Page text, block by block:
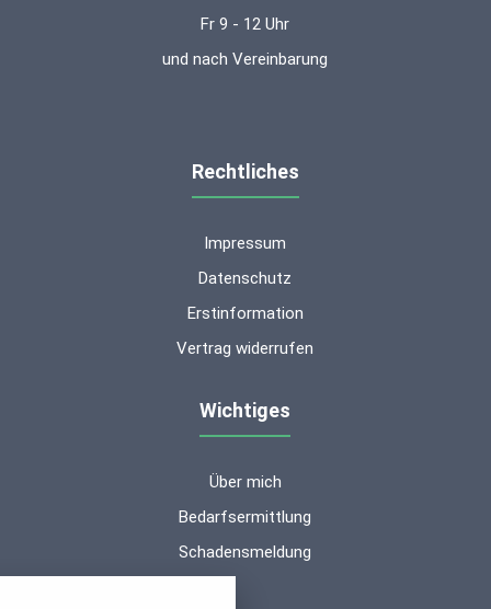
Fr 9 - 12 Uhr
und nach Vereinbarung
Rechtliches
Impressum
Datenschutz
Erstinformation
Vertrag widerrufen
Wichtiges
Über mich
Bedarfsermittlung
Schadensmeldung
ms-finanzen GmbH
SEHR GUT